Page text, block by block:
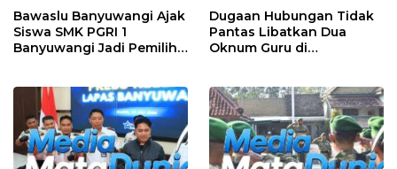
Bawaslu Banyuwangi Ajak
Siswa SMK PGRI 1
Banyuwangi Jadi Pemilih
Dugaan Hubungan Tidak
Pantas Libatkan Dua
Oknum Guru di